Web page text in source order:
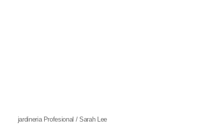
jardineria Profesional / Sarah Lee